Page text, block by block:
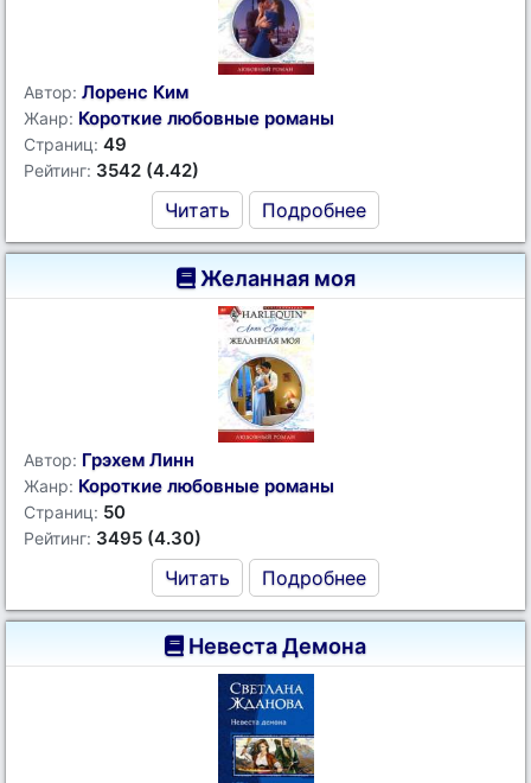
Автор: Лоренс Ким
Жанр: Короткие любовные романы
Страниц: 49
Рейтинг: 3542 (4.42)
Читать Подробнее
Желанная моя
Автор: Грэхем Линн
Жанр: Короткие любовные романы
Страниц: 50
Рейтинг: 3495 (4.30)
Читать Подробнее
Невеста Демона